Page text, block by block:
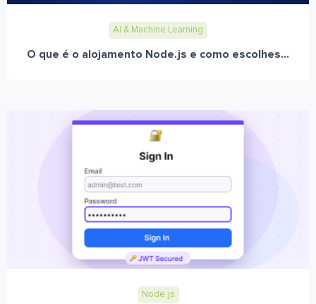
AI & Machine Learning
O que é o alojamento Node.js e como escolhes...
Node.js